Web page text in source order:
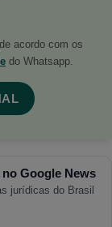
acordo com os
do Whatsapp.
Google News
jurídicas do Brasil